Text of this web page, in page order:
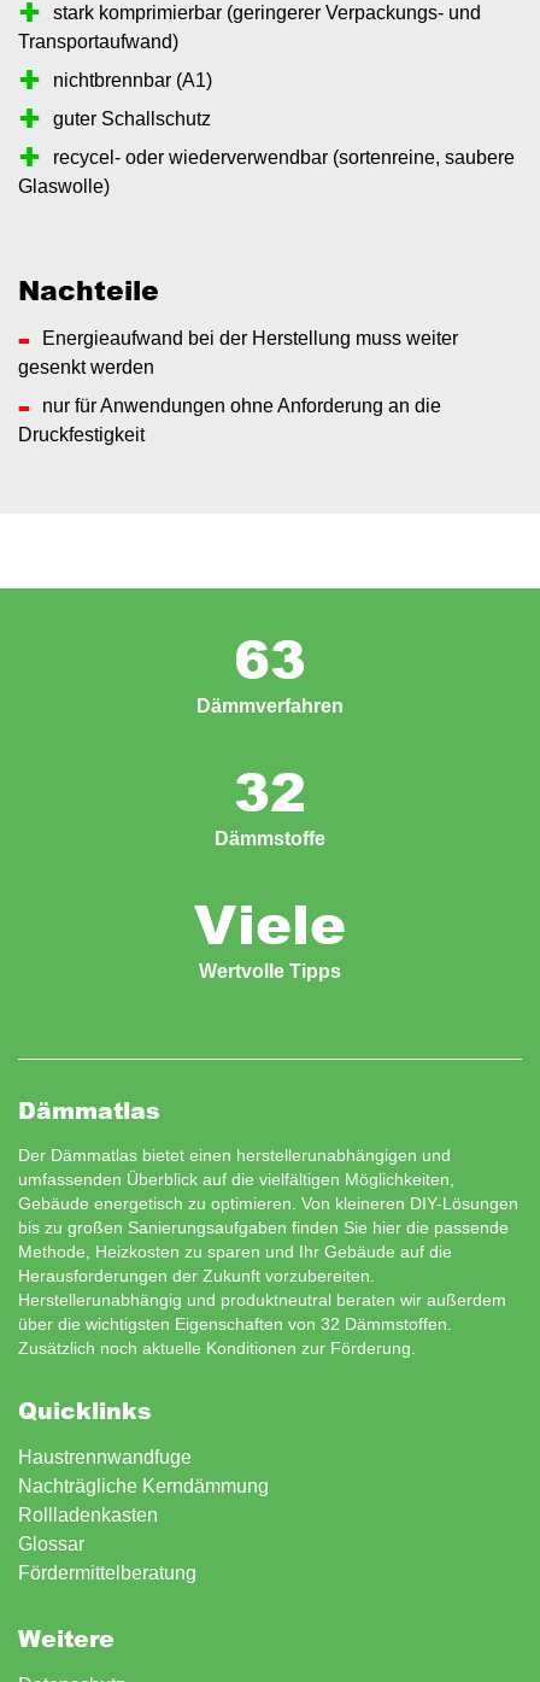
stark komprimierbar (geringerer Verpackungs- und
Transportaufwand)
nichtbrennbar (A1)
guter Schallschutz
recycel- oder wiederverwendbar (sortenreine, saubere
Glaswolle)
Nachteile
Energieaufwand bei der Herstellung muss weiter
gesenkt werden
nur für Anwendungen ohne Anforderung an die
Druckfestigkeit
63
Dämmverfahren
32
Dämmstoffe
Viele
Wertvolle Tipps
Dämmatlas
Der Dämmatlas bietet einen herstellerunabhängigen und
umfassenden Überblick auf die vielfältigen Möglichkeiten,
Gebäude energetisch zu optimieren. Von kleineren DIY-Lösungen
bis zu großen Sanierungsaufgaben finden Sie hier die passende
Methode, Heizkosten zu sparen und Ihr Gebäude auf die
Herausforderungen der Zukunft vorzubereiten.
Herstellerunabhängig und produktneutral beraten wir außerdem
über die wichtigsten Eigenschaften von 32 Dämmstoffen.
Zusätzlich noch aktuelle Konditionen zur Förderung
Quicklinks
Haustrennwandfuge
Nachträgliche Kerndämmung
Rollladenkasten
Glossar
Fördermittelberatung
Weitere